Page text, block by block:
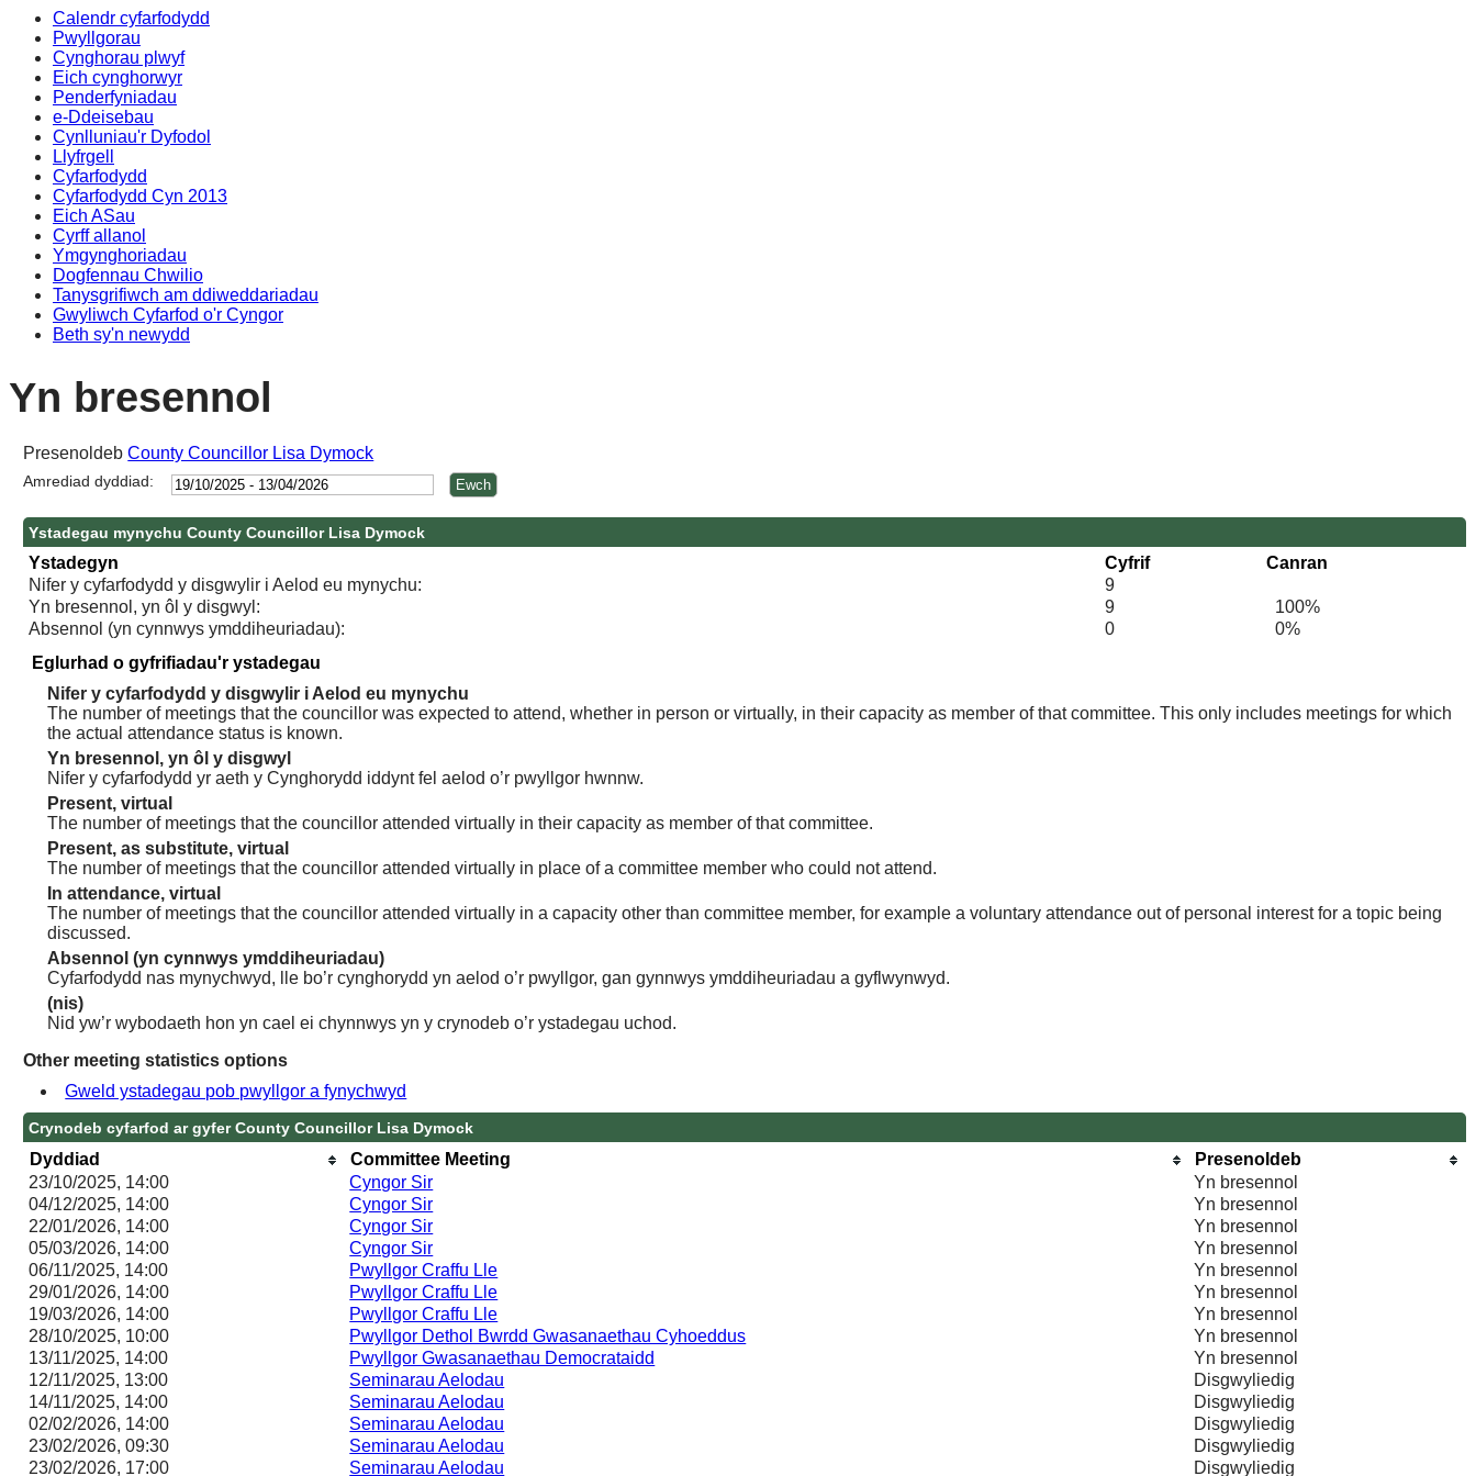
Calendr cyfarfodydd
Pwyllgorau
Cynghorau plwyf
Eich cynghorwyr
Penderfyniadau
e-Ddeisebau
Cynlluniau'r Dyfodol
Llyfrgell
Cyfarfodydd
Cyfarfodydd Cyn 2013
Eich ASau
Cyrff allanol
Ymgynghoriadau
Dogfennau Chwilio
Tanysgrifiwch am ddiweddariadau
Gwyliwch Cyfarfod o'r Cyngor
Beth sy'n newydd
Yn bresennol
PresenoldebCounty Councillor Lisa Dymock
Amrediad dyddiad:
Ystadegau mynychu County Councillor Lisa Dymock
Ystadegyn Cyfrif
Canran
Nifer y cyfarfodydd y disgwylir i Aelod eu mynychu:
9
Yn bresennol, yn ôl y disgwyl:
9
100%
Absennol (yn cynnwys ymddiheuriadau):
0
0%
Eglurhad o gyfrifiadau'r ystadegau
Nifer y cyfarfodydd y disgwylir i Aelod eu mynychu
The number of meetings that the councillor was expected to attend, whether in person or virtually, in their capacity as member of that committee. This only includes meetings for which
the actual attendance status is known.
Yn bresennol, yn ôl y disgwyl
Nifer y cyfarfodydd yr aeth y Cynghorydd iddynt fel aelod o’r pwyllgor hwnnw.
Present, virtual
The number of meetings that the councillor attended virtually in their capacity as member of that committee.
Present, as substitute, virtual
The number of meetings that the councillor attended virtually in place of a committee member who could not attend.
In attendance, virtual
The number of meetings that the councillor attended virtually in a capacity other than committee member, for example a voluntary attendance out of personal interest for a topic being
discussed.
Absennol (yn cynnwys ymddiheuriadau)
Cyfarfodydd nas mynychwyd, lle bo’r cynghorydd yn aelod o’r pwyllgor, gan gynnwys ymddiheuriadau a gyflwynwyd.
(nis)
Nid yw’r wybodaeth hon yn cael ei chynnwys yn y crynodeb o’r ystadegau uchod.
Other meeting statistics options
Gweld ystadegau pob pwyllgor a fynychwyd
Crynodeb cyfarfod ar gyfer County Councillor Lisa Dymock
Dyddiad Committee Meeting
Presenoldeb
23/10/2025, 14:00
Cyngor Sir
Yn bresennol
04/12/2025, 14:00
Cyngor Sir
Yn bresennol
22/01/2026, 14:00
Cyngor Sir
Yn bresennol
05/03/2026, 14:00
Cyngor Sir
Yn bresennol
06/11/2025, 14:00
Pwyllgor Craffu Lle
Yn bresennol
29/01/2026, 14:00
Pwyllgor Craffu Lle
Yn bresennol
19/03/2026, 14:00
Pwyllgor Craffu Lle
Yn bresennol
28/10/2025, 10:00
Pwyllgor Dethol Bwrdd Gwasanaethau Cyhoeddus
Yn bresennol
13/11/2025, 14:00
Pwyllgor Gwasanaethau Democrataidd
Yn bresennol
12/11/2025, 13:00
Seminarau Aelodau
Disgwyliedig
14/11/2025, 14:00
Seminarau Aelodau
Disgwyliedig
02/02/2026, 14:00
Seminarau Aelodau
Disgwyliedig
23/02/2026, 09:30
Seminarau Aelodau
Disgwyliedig
23/02/2026, 17:00
Seminarau Aelodau Disgwyliedig